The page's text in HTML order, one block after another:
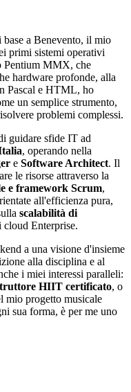
a Benevento, il mio
primi sistemi operativi
Pentium MMX, che
hardware profonde, alla
Pascal e HTML, ho
un semplice strumento,
problemi complessi.
guidare sfide IT ad
, operando nella
e Software Architect. Il
le risorse attraverso la
e framework Scrum,
all'efficienza pura,
scalabilità di
cloud Enterprise.
a una visione d'insieme
alla disciplina e al
i miei interessi paralleli:
HIIT certificato, o
mio progetto musicale
sua forma, è per me uno